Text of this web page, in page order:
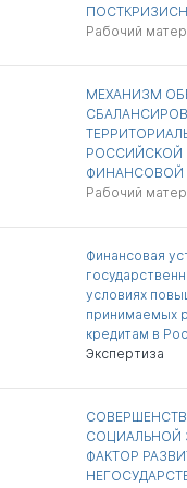
Рабочий
МЕХАНИЗМ
РОССИЙСКОЙ
ФИНАНСОВОЙ
Рабочий
Финансовая
условиях
принимаемых
кредитам в
Экспертиза
СОЦИАЛЬНОЙ
ФАКТОР